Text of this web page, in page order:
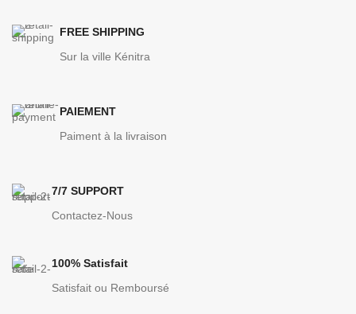
FREE SHIPPING
Sur la ville Kénitra
PAIEMENT
Paiment à la livraison
7/7 SUPPORT
Contactez-Nous
100% Satisfait
Satisfait ou Remboursé